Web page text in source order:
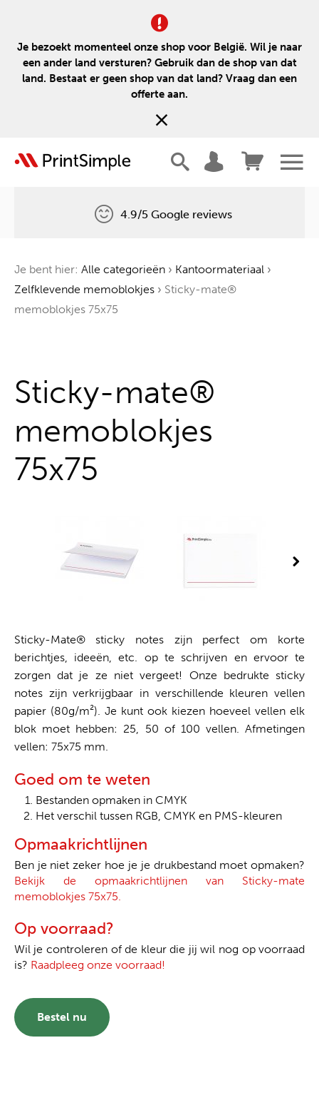
Je bezoekt momenteel onze shop voor België. Wil je naar
een ander land versturen? Gebruik dan de shop van dat
land. Bestaat er geen shop van dat land? Vraag dan een
offerte aan.
Één boom voor elke bestelling
4.9/5 Google reviews
Je bent hier: Alle categorieën › Kantoormateriaal ›
Zelfklevende memoblokjes › Sticky-mate®
memoblokjes 75x75
Sticky-mate®
memoblokjes
75x75
Sticky-Mate® sticky notes zijn perfect om korte
berichtjes, ideeën, etc. op te schrijven en ervoor te
zorgen dat je ze niet vergeet! Onze bedrukte sticky
notes zijn verkrijgbaar in verschillende kleuren vellen
papier (80g/m²). Je kunt ook kiezen hoeveel vellen elk
blok moet hebben: 25, 50 of 100 vellen. Afmetingen
vellen: 75x75 mm.
Goed om te weten
Bestanden opmaken in CMYK
Het verschil tussen RGB, CMYK en PMS-kleuren
Opmaakrichtlijnen
Ben je niet zeker hoe je je drukbestand moet opmaken?
Bekijk de opmaakrichtlijnen van Sticky-mate
memoblokjes 75x75.
Op voorraad?
Wil je controleren of de kleur die jij wil nog op voorraad
is? Raadpleeg onze voorraad!
Bestel nu